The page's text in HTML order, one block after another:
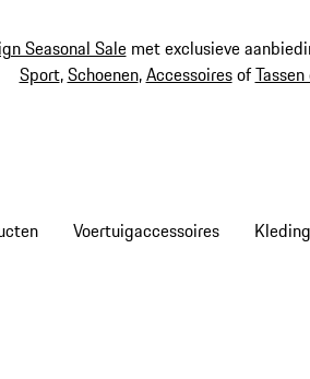
Seasonal Salemet exclusieve
Sport,Schoenen,Accessoiresof
Voertuigaccessoires Kleding